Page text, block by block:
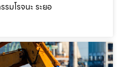
มโรจนะ ระยอ